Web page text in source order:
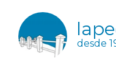
desde
4 cabañas